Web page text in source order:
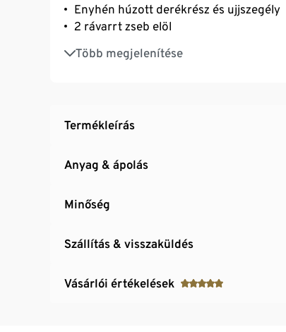
Enyhén húzott derékrész és ujjszegély
2 rávarrt zseb elöl
Több megjelenítése
Biopamuttal
Termékleírás
Anyag & ápolás
Minőség
Szállítás & visszaküldés
Vásárlói értékelések